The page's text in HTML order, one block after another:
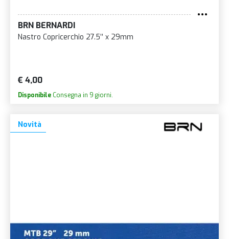
BRN BERNARDI
Nastro Copricerchio 27.5’’ x 29mm
€ 4,00
Disponibile Consegna in 9 giorni.
Novità